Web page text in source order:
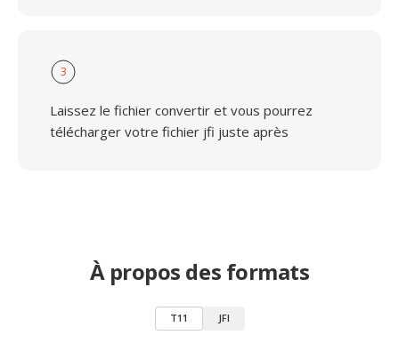
3
Laissez le fichier convertir et vous pourrez
télécharger votre fichier jfi juste après
À propos des formats
T11 JFI